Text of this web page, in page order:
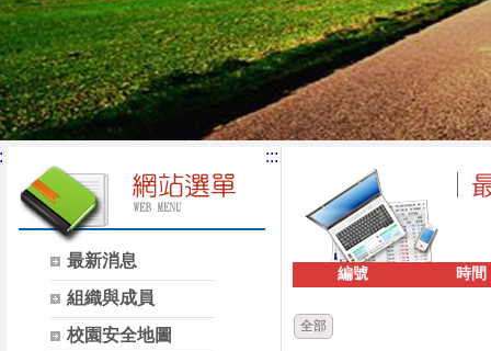
最新消息
組織與成員
校園安全地圖
:::
編號 時間
全部